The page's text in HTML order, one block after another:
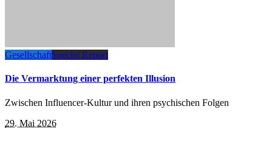
GesellschaftSpecial Report
Die Vermarktung einer perfekten Illusion
Zwischen Influencer-Kultur und ihren psychischen Folgen
29. Mai 2026